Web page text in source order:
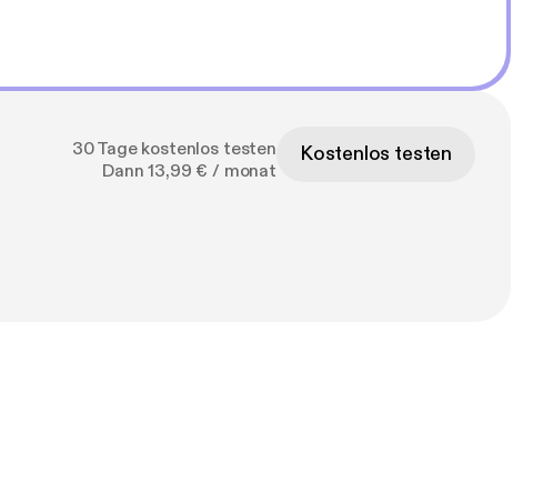
30 Tage kostenlos testen
Dann 13,99 € / monat
Kostenlos testen